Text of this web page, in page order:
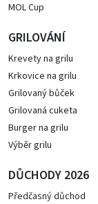
MOL Cup
GRILOVÁNÍ
Krevety na grilu
Krkovice na grilu
Grilovaný bůček
Grilovaná cuketa
Burger na grilu
Výběr grilu
DŮCHODY 2026
Předčasný důchod